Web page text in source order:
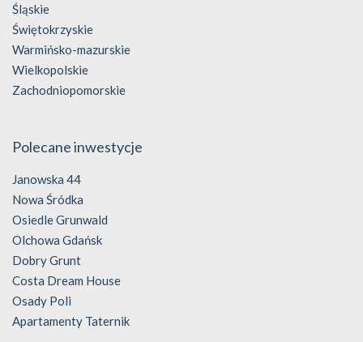
Śląskie
Świętokrzyskie
Warmińsko-mazurskie
Wielkopolskie
Zachodniopomorskie
Polecane inwestycje
Janowska 44
Nowa Śródka
Osiedle Grunwald
Olchowa Gdańsk
Dobry Grunt
Costa Dream House
Osady Poli
Apartamenty Taternik